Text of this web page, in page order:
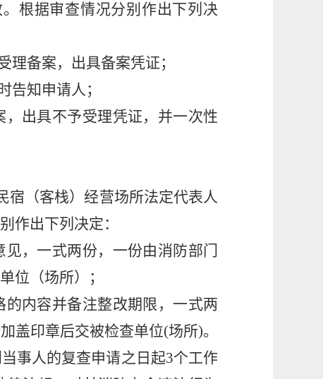
根据审查情况分别作出下列决
备案，出具备案凭证；
告知申请人；
出具不予受理凭证，并一次性
宿（客栈）经营场所法定代表人
作出下列决定：
，一式两份，一份由消防部门
位（场所）；
内容并备注整改期限，一式两
盖印章后交被检查单位(场所)。
事人的复查申请之日起3个工作